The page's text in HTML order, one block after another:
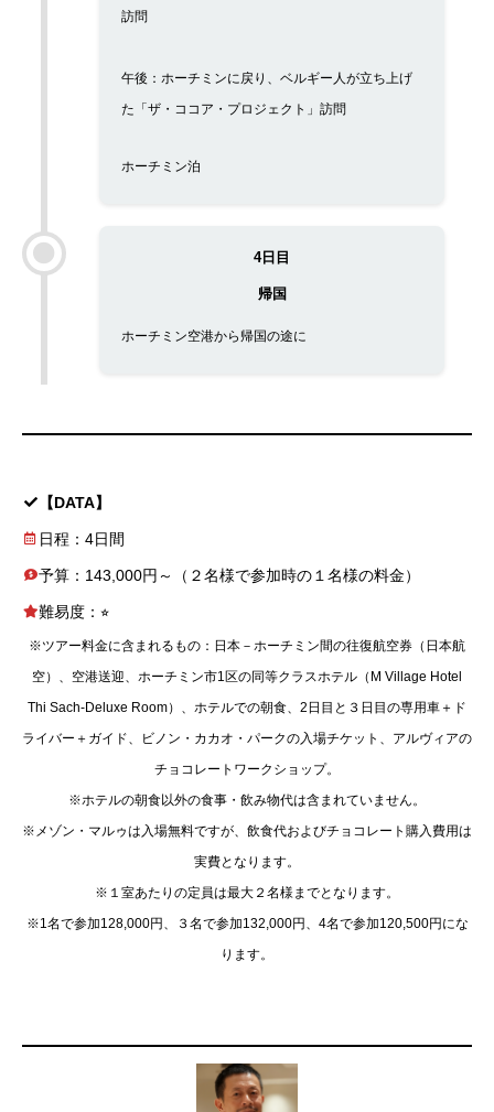
訪問
午後：ホーチミンに戻り、ベルギー人が立ち上げ
た「ザ・ココア・プロジェクト」訪問
ホーチミン泊
4日目
帰国
ホーチミン空港から帰国の途に
【DATA】
日程：4日間
予算：143,000円～（２名様で参加時の１名様の料金）
難易度：⭐︎
※ツアー料金に含まれるもの：日本－ホーチミン間の往復航空券（日本航
空）、空港送迎、ホーチミン市1区の同等クラスホテル（M Village Hotel
Thi Sach-Deluxe Room）、ホテルでの朝食、2日目と３日目の専用車＋ド
ライバー＋ガイド、ビノン・カカオ・パークの入場チケット、アルヴィアの
チョコレートワークショップ。
※ホテルの朝食以外の食事・飲み物代は含まれていません。
※メゾン・マルゥは入場無料ですが、飲食代およびチョコレート購入費用は
実費となります。
※１室あたりの定員は最大２名様までとなります。
※1名で参加128,000円、３名で参加132,000円、4名で参加120,500円にな
ります。